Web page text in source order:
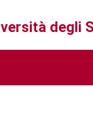
degli